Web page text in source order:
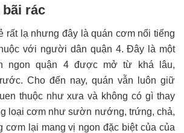
rác
rất lạ nhưng đây là quán cơm nổi tiếng
với người dân quận 4. Đây là một
ngon quận 4 được mở từ khá lâu,
Cho đến nay, quán vẫn luôn giữ
thuộc như xưa và không có gì thay
loại cơm như sườn nướng, trứng, chả,
lại mang vị ngon đặc biệt của của